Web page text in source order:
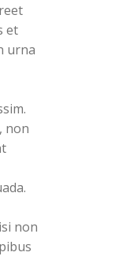
et
urna
non
non